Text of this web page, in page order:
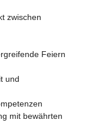
zwischen
Feiern
und
mit bewährten